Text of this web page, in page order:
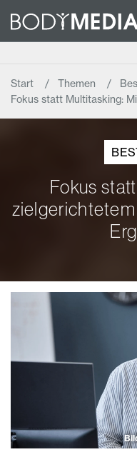
Start Themen
Fokus statt Multitasking:
Fokus